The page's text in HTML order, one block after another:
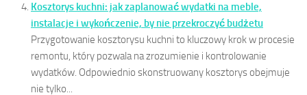
Kosztorys kuchni: jak zaplanować wydatki na meble,
instalacje i wykończenie, by nie przekroczyć budżetu
Przygotowanie kosztorysu kuchni to kluczowy krok w procesie
remontu, który pozwala na zrozumienie i kontrolowanie
wydatków. Odpowiednio skonstruowany kosztorys obejmuje
nie tylko...